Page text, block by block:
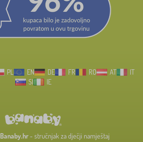
PL EN DE FR RO AT
IT
SI
IE
Banaby.hr- stručnjak za dječji namještaj